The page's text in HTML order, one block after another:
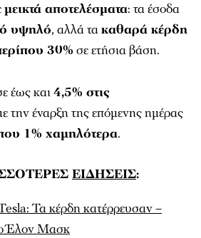
μεικτά αποτελέσματα: τα έσοδα
υψηλό, αλλά τακαθαρά κέρδη
30% σε ετήσια βάση.
έως και4,5% στις
την έναρξη της επόμενης ημέρας
1% χαμηλότερα.
ΕΙΔΗΣΕΙΣ:
Τα κέρδη κατέρρευσαν –
ο Έλον Μασκ